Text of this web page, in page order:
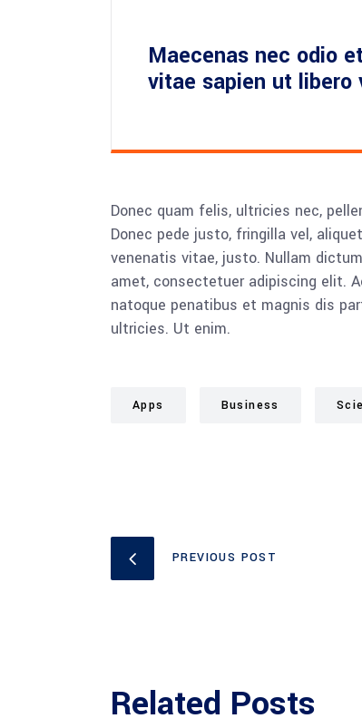
Maecenas nec odio
vitae sapien ut libero
Donec quam felis, ultricies nec,
Donec pede justo, fringilla vel,
venenatis vitae, justo. Nullam
amet, consectetuer adipiscing elit.
natoque penatibus et magnis dis
ultricies. Ut enim.
Apps Business
PREVIOUS POST
Related Posts